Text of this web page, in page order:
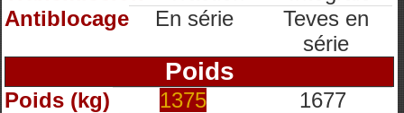
Antiblocage
En série
Teves en
série
Poids
Poids (kg) 1375
1677